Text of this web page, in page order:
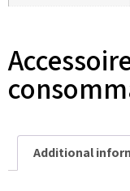
Additional